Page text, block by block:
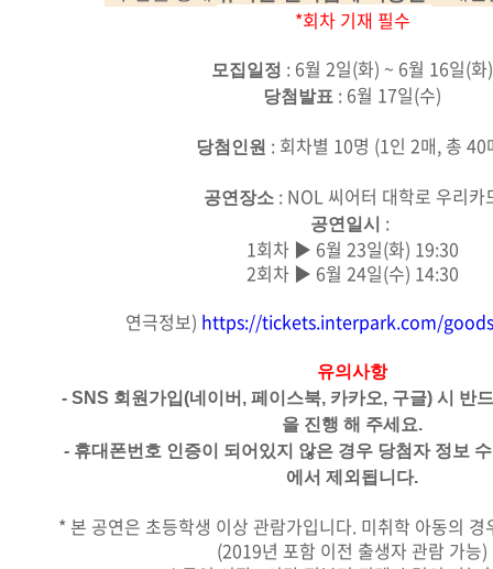
*회차 기재 필수
모집일정 : 6월 2일(화) ~ 6월 16일(화)
당첨발표 : 6월 17일(수)
당첨인원 : 회차별 10명 (1인 2매, 총 40
공연장소 : NOL 씨어터 대학로 우리카
공연일시
:
1회차 ▶ 6월 23일(화) 19:30
2회차 ▶ 6월 24일(수) 14:30
연극정보) https://tickets.interpark.com/
유의사항
- SNS 회원가입(네이버, 페이스북, 카카오, 구글) 시 반
을 진행 해 주세요.
- 휴대폰번호 인증이 되어있지 않은 경우 당첨자 정보
에서 제외됩니다.
* 본 공연은 초등학생 이상 관람가입니다. 미취학 아동의
(2019년 포함 이전 출생자 관람 가능)